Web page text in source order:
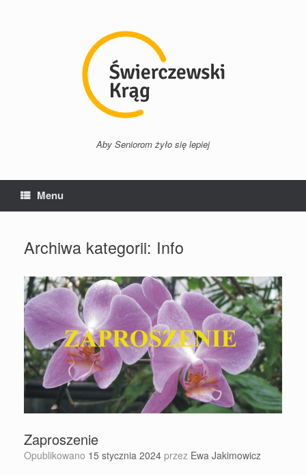
Aby Seniorom żyło się lepiej
Menu
Archiwa kategorii: Info
Zaproszenie
Opublikowano 15 stycznia 2024 przez Ewa Jakimowicz